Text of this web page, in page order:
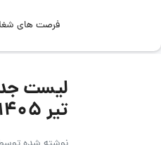
فرصت های
تیر ۱۴۰۵